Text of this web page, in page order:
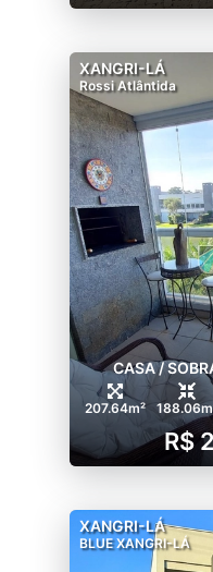
XANGRI-LÁ
Rossi Atlântida
CASA /
207.64m²
R$
XANGRI-LÁ
BLUE XANGRI-LÁ